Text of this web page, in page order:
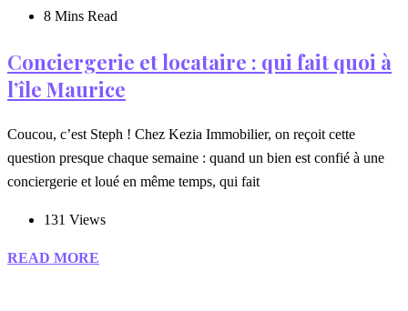
8 Mins Read
Conciergerie et locataire : qui fait quoi à
l’île Maurice
Coucou, c’est Steph ! Chez Kezia Immobilier, on reçoit cette
question presque chaque semaine : quand un bien est confié à une
conciergerie et loué en même temps, qui fait
131 Views
READ MORE